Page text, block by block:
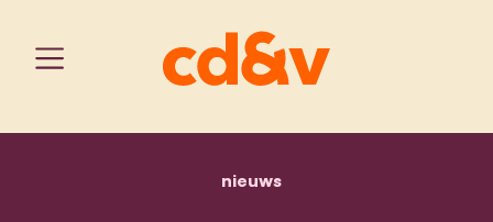
home
nieuwscd&v merksem zet vol